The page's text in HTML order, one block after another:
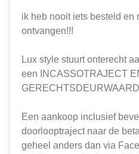
ik heb nooit iets besteld en
ontvangen!!!
Lux style stuurt onterecht
een INCASSOTRAJECT
Een aankoop inclusief
doorlooptraject naar de
geheel anders dan via